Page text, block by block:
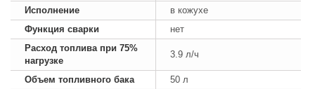
Исполнение
в кожухе
Функция сварки
нет
Расход топлива при 75%
нагрузке
3.9 л/ч
Объем топливного бака
50 л